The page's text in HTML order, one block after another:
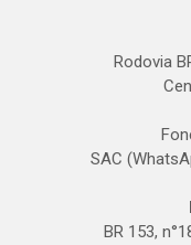
Rodovia
SAC
BR 153,